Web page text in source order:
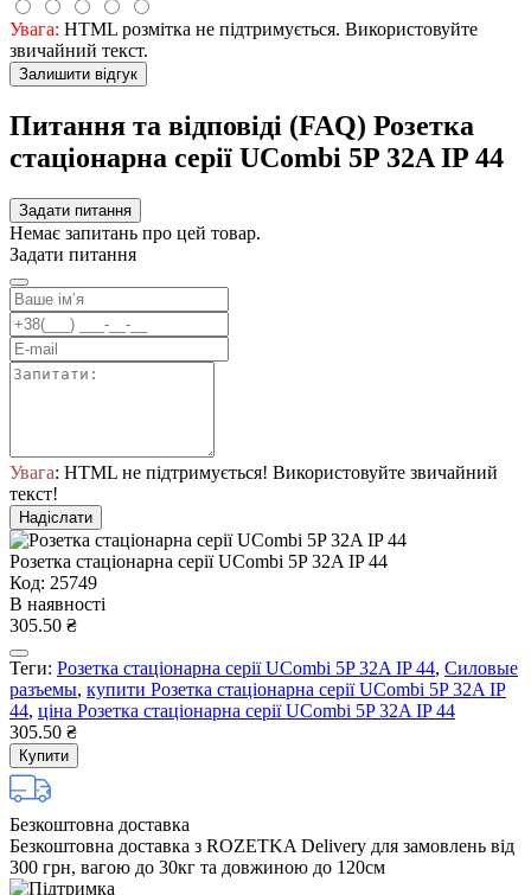
Увага: HTML розмітка не підтримується. Використовуйте
звичайний текст.
Залишити відгук
Питання та відповіді (FAQ) Розетка
стаціонарна серії UСombi 5P 32A IP 44
Задати питання
Немає запитань про цей товар.
Задати питання
Увага: HTML не підтримується! Використовуйте звичайний
текст!
Надіслати
Розетка стаціонарна серії UСombi 5P 32A IP 44
Код: 25749
В наявності
305.50 ₴
Теги: Розетка стаціонарна серії UСombi 5P 32A IP 44, Силовые
разъемы, купити Розетка стаціонарна серії UСombi 5P 32A IP
44, ціна Розетка стаціонарна серії UСombi 5P 32A IP 44
305.50 ₴
Купити
Безкоштовна доставка
Безкоштовна доставка з ROZETKA Delivery для замовлень від
300 грн, вагою до 30кг та довжиною до 120см